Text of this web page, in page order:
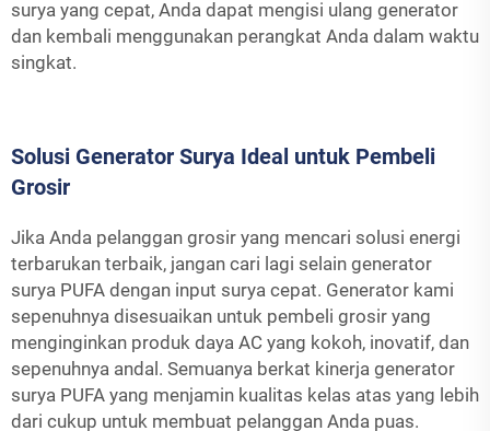
surya yang cepat, Anda dapat mengisi ulang generator
dan kembali menggunakan perangkat Anda dalam waktu
singkat.
Solusi Generator Surya Ideal untuk Pembeli
Grosir
Jika Anda pelanggan grosir yang mencari solusi energi
terbarukan terbaik, jangan cari lagi selain generator
surya PUFA dengan input surya cepat. Generator kami
sepenuhnya disesuaikan untuk pembeli grosir yang
menginginkan produk daya AC yang kokoh, inovatif, dan
sepenuhnya andal. Semuanya berkat kinerja generator
surya PUFA yang menjamin kualitas kelas atas yang lebih
dari cukup untuk membuat pelanggan Anda puas.